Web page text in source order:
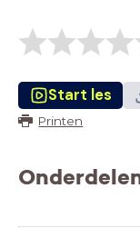
Start les
Printen